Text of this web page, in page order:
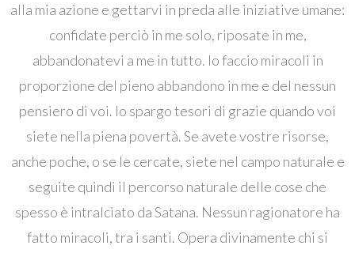
alla mia azione e gettarvi in ​​​​preda alle iniziative umane:
confidate perciò in me solo, riposate in me,
abbandonatevi a me in tutto. Io faccio miracoli in
proporzione del pieno abbandono in me e del nessun
pensiero di voi. Io spargo tesori di grazie quando voi
siete nella piena povertà. Se avete vostre risorse,
anche poche, o se le cercate, siete nel campo naturale e
seguite quindi il percorso naturale delle cose che
spesso è intralciato da Satana. Nessun ragionatore ha
fatto miracoli, tra i santi. Opera divinamente chi si